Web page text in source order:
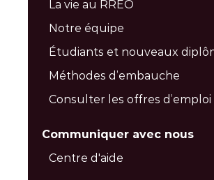
La vie au RREO
Notre équipe
Étudiants et nouveaux
Méthodes d’embauche
Consulter les offres d’emploi
Communiquer avec nous
Centre d'aide